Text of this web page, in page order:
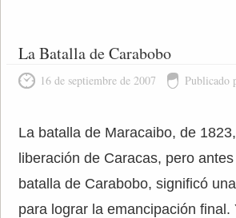
La Batalla de Carabobo
16 de septiembre de 2007 Publicado
La batalla de Maracaibo, de
liberación de Caracas, pero
batalla de Carabobo, significó
para lograr la emancipación final.